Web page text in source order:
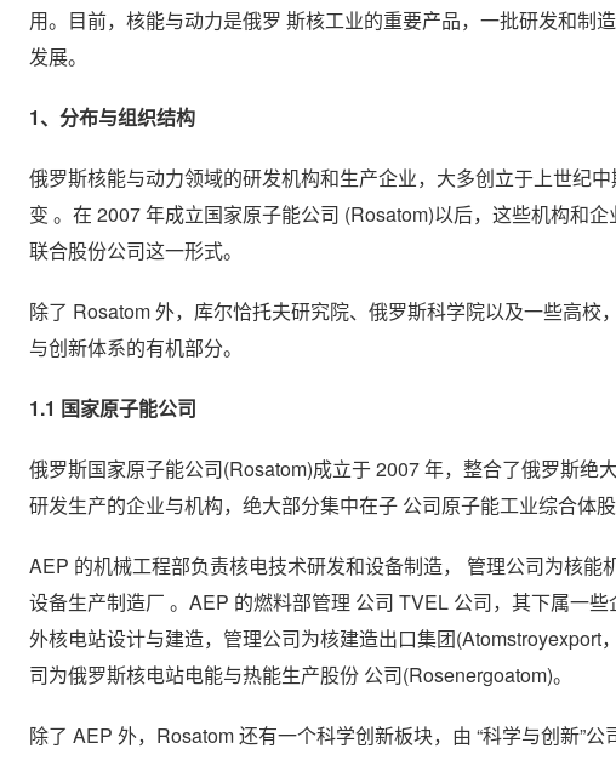
用。目前，核能与动力是俄罗 斯核工业的重要产品，一批研发和制
发展。
1、分布与组织结构
俄罗斯核能与动力领域的研发机构和生产企业，大多创立于上世纪
变 。在 2007 年成立国家原子能公司 (Rosatom)以后，这些机构和
联合股份公司这一形式。
除了 Rosatom 外，库尔恰托夫研究院、俄罗斯科学院以及一些高
与创新体系的有机部分。
1.1 国家原子能公司
俄罗斯国家原子能公司(Rosatom)成立于 2007 年，整合了俄罗斯绝
研发生产的企业与机构，绝大部分集中在子 公司原子能工业综合体
AEP 的机械工程部负责核电技术研发和设备制造， 管理公司为核
设备生产制造厂 。AEP 的燃料部管理 公司 TVEL 公司，其下属一
外核电站设计与建造，管理公司为核建造出口集团
司为俄罗斯核电站电能与热能生产股份 公司(Rosenergoatom)。
除了 AEP 外，Rosatom 还有一个科学创新板块，由 “科学与创新”